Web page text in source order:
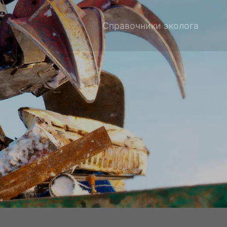
Справочники эколога